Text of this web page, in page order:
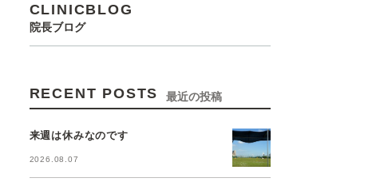
CLINICBLOG
院長ブログ
RECENT POSTS 最近の投稿
来週は休みなのです
2026.08.07